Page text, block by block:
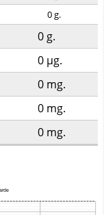
0g.
0g.
0 µg.
0 mg.
0 mg.
0 mg.